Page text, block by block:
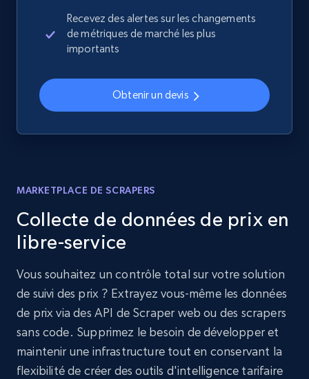
Recevez des alertes sur les changements
de métriques de marché les plus
importants
Obtenir un devis
MARKETPLACE DE SCRAPERS
Collecte de données de prix en
libre-service
Vous souhaitez un contrôle total sur votre solution
de suivi des prix ? Extrayez vous-même les données
de prix via des API de Scraper web ou des scrapers
sans code. Supprimez le besoin de développer et
maintenir une infrastructure tout en conservant la
flexibilité de créer des outils d'intelligence tarifaire